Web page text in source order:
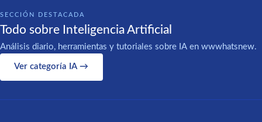
SECCIÓN DESTACADA
Todo sobre Inteligencia Artificial
Análisis diario, herramientas y tutoriales sobre IA en wwwhatsnew.
Ver categoría IA →